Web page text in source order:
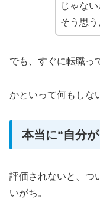
じゃない
そう思う
でも、すぐに転職っ
かといって何もしな
本当に“自分
評価されないと、つ
いがち。